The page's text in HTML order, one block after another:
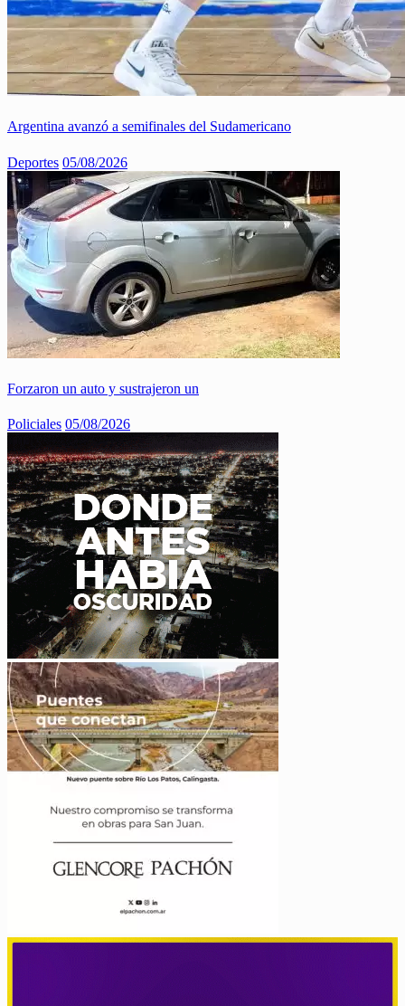
Argentina avanzó a semifinales del Sudamericano
Deportes 05/08/2026
Forzaron un auto y sustrajeron un
Policiales 05/08/2026